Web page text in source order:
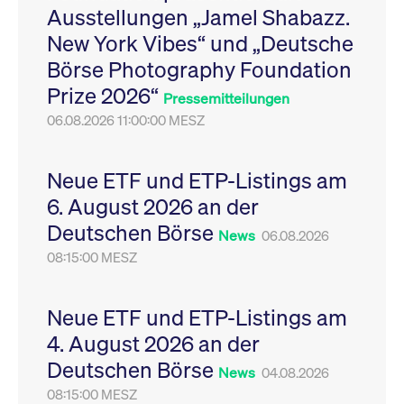
Ausstellungen „Jamel Shabazz.
New York Vibes“ und „Deutsche
Börse Photography Foundation
Prize 2026“ Pressemitteilungen
06.08.2026 11:00:00 MESZ
Neue ETF und ETP-Listings am
6. August 2026 an der
Deutschen Börse News 06.08.2026
08:15:00 MESZ
Neue ETF und ETP-Listings am
4. August 2026 an der
Deutschen Börse News 04.08.2026
08:15:00 MESZ
Leistung der Website
zu messen. Es handelt
sich um ein Muster-
Cookie, bei dem auf
das Präfix _pk_ses
eine kurze Reihe von
VISITOR_PRIVACY_METADATA
YouTube
.youtube.com
6
Monate
Dieses Cookie dient
Speicherung der
Einwilligungs- und
des Nutzers für ihre
Interaktion mit der
Sitzungen geehrt